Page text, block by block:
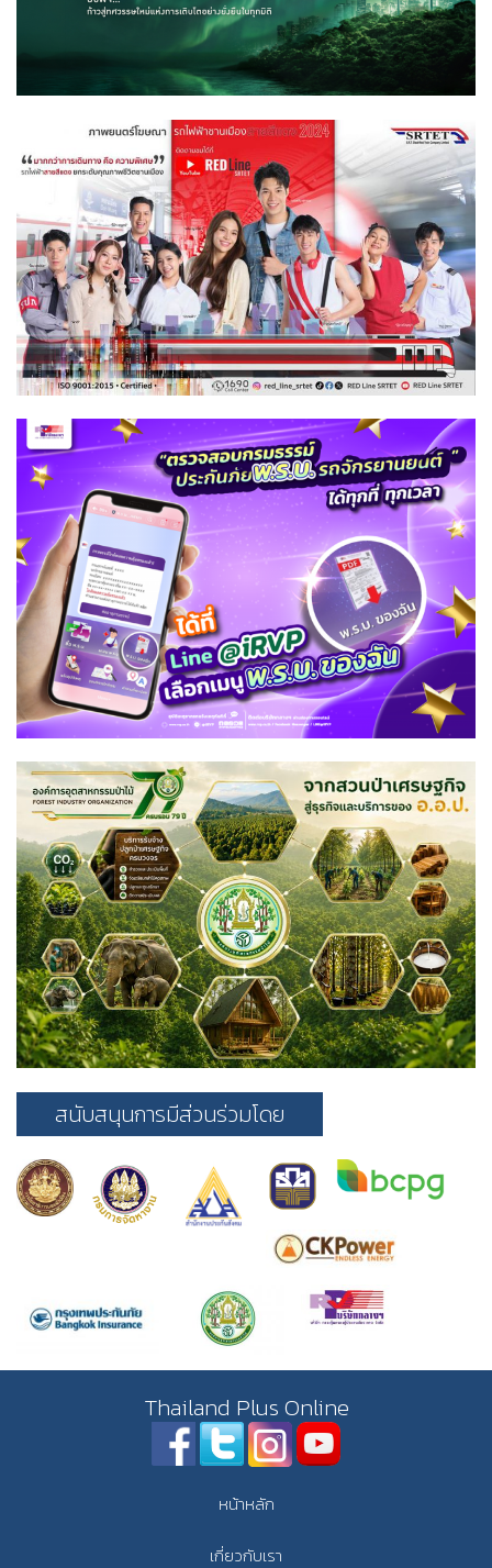
สนับสนุนการมีส่วนร่วมโดย
Thailand Plus Online
หน้าหลัก
เกี่ยวกับเรา